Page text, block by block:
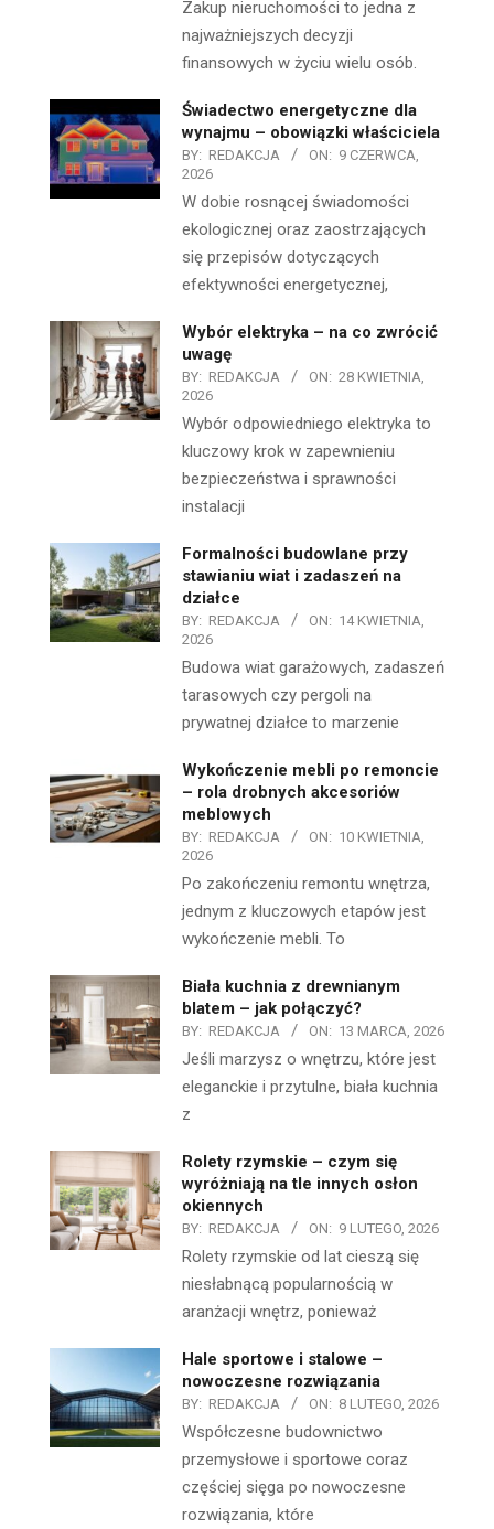
Zakup nieruchomości to jedna z
najważniejszych decyzji
finansowych w życiu wielu osób.
Świadectwo energetyczne dla
wynajmu – obowiązki właściciela
BY: REDAKCJA ON: 9 CZERWCA,
2026
W dobie rosnącej świadomości
ekologicznej oraz zaostrzających
się przepisów dotyczących
efektywności energetycznej,
Wybór elektryka – na co zwrócić
uwagę
BY: REDAKCJA ON: 28 KWIETNIA,
2026
Wybór odpowiedniego elektryka to
kluczowy krok w zapewnieniu
bezpieczeństwa i sprawności
instalacji
Formalności budowlane przy
stawianiu wiat i zadaszeń na
działce
BY: REDAKCJA ON: 14 KWIETNIA,
2026
Budowa wiat garażowych, zadaszeń
tarasowych czy pergoli na
prywatnej działce to marzenie
Wykończenie mebli po remoncie
– rola drobnych akcesoriów
meblowych
BY: REDAKCJA ON: 10 KWIETNIA,
2026
Po zakończeniu remontu wnętrza,
jednym z kluczowych etapów jest
wykończenie mebli. To
Biała kuchnia z drewnianym
blatem – jak połączyć?
BY: REDAKCJA ON: 13 MARCA, 2026
Jeśli marzysz o wnętrzu, które jest
eleganckie i przytulne, biała kuchnia
z
Rolety rzymskie – czym się
wyróżniają na tle innych osłon
okiennych
BY: REDAKCJA ON: 9 LUTEGO, 2026
Rolety rzymskie od lat cieszą się
niesłabnącą popularnością w
aranżacji wnętrz, ponieważ
Hale sportowe i stalowe –
nowoczesne rozwiązania
BY: REDAKCJA ON: 8 LUTEGO, 2026
Współczesne budownictwo
przemysłowe i sportowe coraz
częściej sięga po nowoczesne
rozwiązania, które